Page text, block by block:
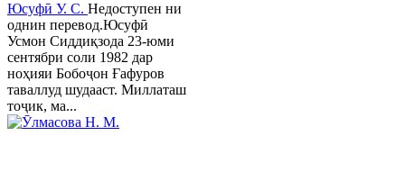
Юсуфӣ У. C. Недоступен ни
однин перевод.Юсуфӣ
Усмон Сиддиқзода 23-юми
сентябри соли 1982 дар
ноҳияи Бобоҷон Ғафуров
таваллуд шудааст. Миллаташ
тоҷик, ма...